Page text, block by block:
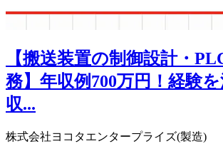
【搬送装置の制御設計・
務】年収例700万円！経験
収...
株式会社ヨコタエンタープライズ(製造)